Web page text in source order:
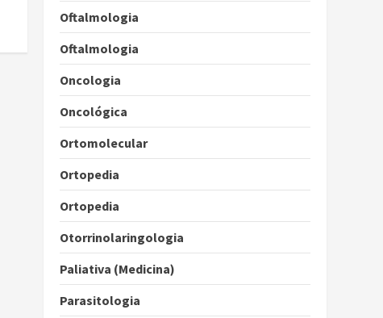
Oftalmologia
Oftalmologia
Oncologia
Oncológica
Ortomolecular
Ortopedia
Ortopedia
Otorrinolaringologia
Paliativa (Medicina)
Parasitologia